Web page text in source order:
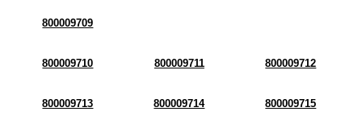
800009709
800009710 800009711 800009712
800009713 800009714 800009715